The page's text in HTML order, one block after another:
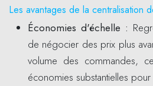
Les avantages de la centralisation
Économies d'échelle :
de négocier des prix plus
volume des commandes,
économies substantielles pour